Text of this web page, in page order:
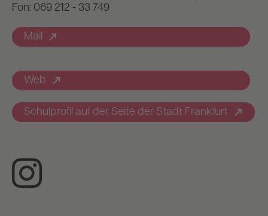
Fon: 069 212 - 33 749
Mail
Web
Schulprofil auf der Seite der Stadt Frankfurt